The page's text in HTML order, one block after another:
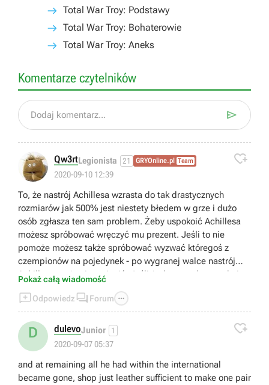
Total War Troy: Podstawy
Total War Troy: Bohaterowie
Total War Troy: Aneks
Komentarze czytelników
Dodaj komentarz... 
Qw3rtLegionista 21 GRYOnline.pl Team
2020-09-10 12:39

To, że nastrój Achillesa wzrasta do tak drastycznych
rozmiarów jak 500% jest niestety błedem w grze i dużo
osób zgłasza ten sam problem. Żeby uspokoić Achillesa
możesz spróbować wręczyć mu prezent. Jeśli to nie
pomoże możesz także spróbować wyzwać któregoś z
czempionów na pojedynek - po wygranej walce nastrój
Achillesa może się zmienić. Jeśli żadna z tych metod nie
zadziała trzeba będzie poczekać na odpowiednią
aktualizację.
Pokaż całą wiadomość
Odpowiedz  Forum 
D dulevoJunior 1
2020-09-07 05:37

and at remaining all he had within the international
became gone, shop just leather sufficient to make one pair